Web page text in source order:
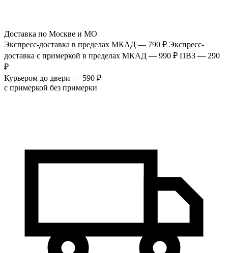
Доставка по Москве и МО
Экспресс-доставка в пределах МКАД — 790 ₽ Экспресс-
доставка с примеркой в пределах МКАД — 990 ₽ ПВЗ — 290
₽
Курьером до двери — 590 ₽
с примеркой без примерки